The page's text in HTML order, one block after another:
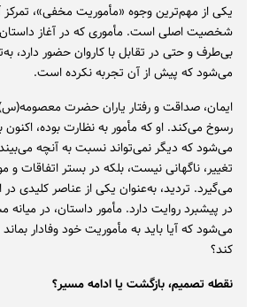
یکی از مهم‌ترین وجوه «مأموریت مخفی»،
شخصیت اصلی است. مأموری که در آغاز
بی‌طرف و حتی در تقابل با کاروان حضور دارد،
می‌شود که پیش از آن تجربه نکرده است.
ایمان، صداقت و رفتار یاران حضرت
رسوخ می‌کند. او که مأمور به نظارت بوده،
می‌شود که دیگر نمی‌تواند نسبت به آنچه
تغییر، ناگهانی نیست، بلکه در بستر اتفاقات
می‌گیرد. تردید، به‌عنوان یکی از عناصر
در پیشبرد روایت دارد. مأمور داستان، در
می‌شود که آیا باید به مأموریت خود وفادار بماند
کند؟
نقطه تصمیم، بازگشت یا ادامه مسیر؟